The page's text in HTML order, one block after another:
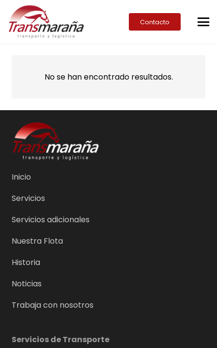
Contacto
No se han encontrado resultados.
Inicio
Servicios
Servicios adicionales
Nuestra Flota
Historia
Noticias
Trabaja con nosotros
Servicios de Transporte